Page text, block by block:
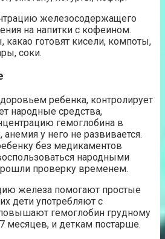
железосодержащего
на напитки с кофеином.
какао готовят кисели, компоты,
соки.
ребенка, контролирует
народные средства,
гемоглобина в
у него не развивается.
без медикаментов
народными
проверку временем.
железа помогают простые
дети употребляют с
гемоглобин грудному
месяцев, и деткам постарше.